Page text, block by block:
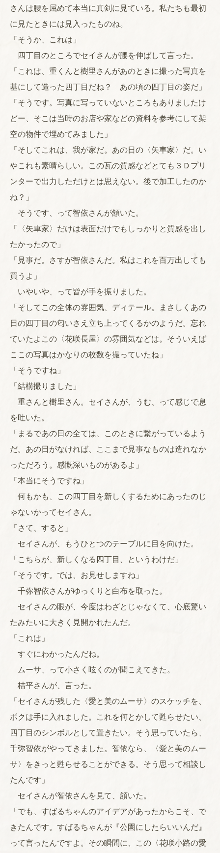
さんは腰を屈めて本当に真剣に見ている。私たちも最初
に見たときには見入ったものね。
「そうか、これは」
四丁目のところでセイさんが腰を伸ばして言った。
「これは、重くんと樹里さんがあのときに撮った写真を
基にして造った四丁目だね？ あの頃の四丁目の姿だ」
「そうです。写真に写っていないところもありましたけ
どー、そこは当時のお店や家などの資料を参考にして架
空の物件で埋めてみました」
「そしてこれは、我が家だ。あの日の〈矢車家〉だ。い
やこれも素晴らしい。この瓦の質感などとても３Ｄプリ
ンターで出力しただけとは思えない。後で加工したのか
ね？」
そうです、って智依さんが頷いた。
「〈矢車家〉だけは表面だけでもしっかりと質感を出し
たかったので」
「見事だ。さすが智依さんだ。私はこれを百万出しても
買うよ」
いやいや、って皆が手を振りました。
「そしてこの全体の雰囲気、ディテール。まさしくあの
日の四丁目の匂いさえ立ち上ってくるかのようだ。忘れ
ていたよこの〈花咲長屋〉の雰囲気などは。そういえば
ここの写真はかなりの枚数を撮っていたね」
「そうですね」
「結構撮りました」
重さんと樹里さん。セイさんが、うむ、って感じで息
を吐いた。
「まるであの日の全ては、このときに繋がっているよう
だ。あの日がなければ、ここまで見事なものは造れなか
っただろう。感慨深いものがあるよ」
「本当にそうですね」
何もかも、この四丁目を新しくするためにあったのじ
ゃないかってセイさん。
「さて、すると」
セイさんが、もうひとつのテーブルに目を向けた。
「こちらが、新しくなる四丁目、というわけだ」
「そうです。では、お見せしますね」
千弥智依さんがゆっくりと白布を取った。
セイさんの眼が、今度はわざとじゃなくて、心底驚い
たみたいに大きく見開かれたんだ。
「これは」
すぐにわかったんだね。
ムーサ、って小さく呟くのが聞こえてきた。
桔平さんが、言った。
「セイさんが残した〈愛と美のムーサ〉のスケッチを、
ボクは手に入れました。これを何とかして甦らせたい、
四丁目のシンボルとして置きたい。そう思っていたら、
千弥智依がやってきました。智依なら、〈愛と美のムー
サ〉をきっと甦らせることができる。そう思って相談し
たんです」
セイさんが智依さんを見て、頷いた。
「でも、すばるちゃんのアイデアがあったからこそ、で
きたんです。すばるちゃんが『公園にしたらいいんだ』
って言ったんですよ。その瞬間に、この〈花咲小路の愛